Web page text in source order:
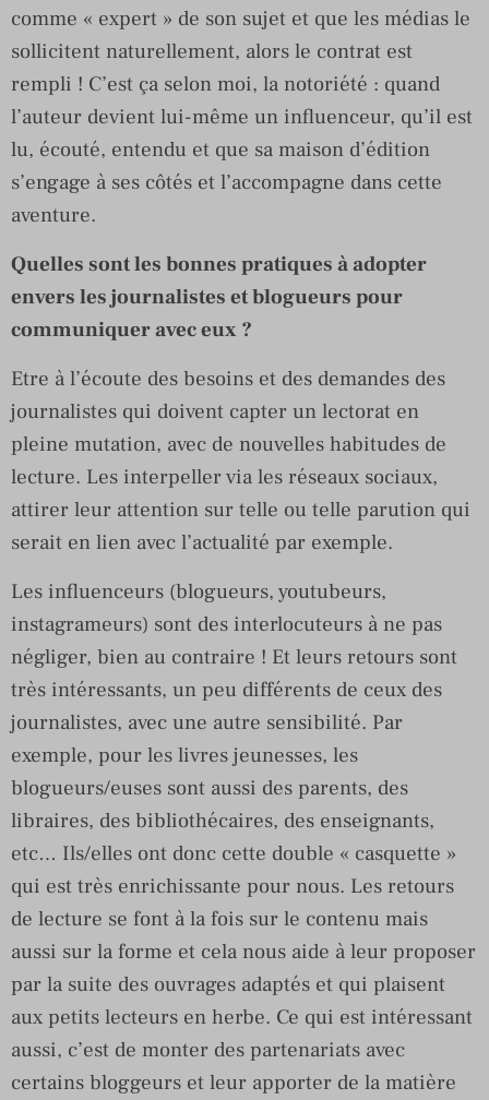
comme « expert » de son sujet et que les médias le
sollicitent naturellement, alors le contrat est
rempli ! C’est ça selon moi, la notoriété : quand
l’auteur devient lui-même un influenceur, qu’il est
lu, écouté, entendu et que sa maison d’édition
s’engage à ses côtés et l’accompagne dans cette
aventure.
Quelles sont les bonnes pratiques à adopter
envers les journalistes et blogueurs pour
communiquer avec eux ?
Etre à l’écoute des besoins et des demandes des
journalistes qui doivent capter un lectorat en
pleine mutation, avec de nouvelles habitudes de
lecture. Les interpeller via les réseaux sociaux,
attirer leur attention sur telle ou telle parution qui
serait en lien avec l’actualité par exemple.
Les influenceurs (blogueurs, youtubeurs,
instagrameurs) sont des interlocuteurs à ne pas
négliger, bien au contraire ! Et leurs retours sont
très intéressants, un peu différents de ceux des
journalistes, avec une autre sensibilité. Par
exemple, pour les livres jeunesses, les
blogueurs/euses sont aussi des parents, des
libraires, des bibliothécaires, des enseignants,
etc… Ils/elles ont donc cette double « casquette »
qui est très enrichissante pour nous. Les retours
de lecture se font à la fois sur le contenu mais
aussi sur la forme et cela nous aide à leur proposer
par la suite des ouvrages adaptés et qui plaisent
aux petits lecteurs en herbe. Ce qui est intéressant
aussi, c’est de monter des partenariats avec
certains bloggeurs et leur apporter de la matière